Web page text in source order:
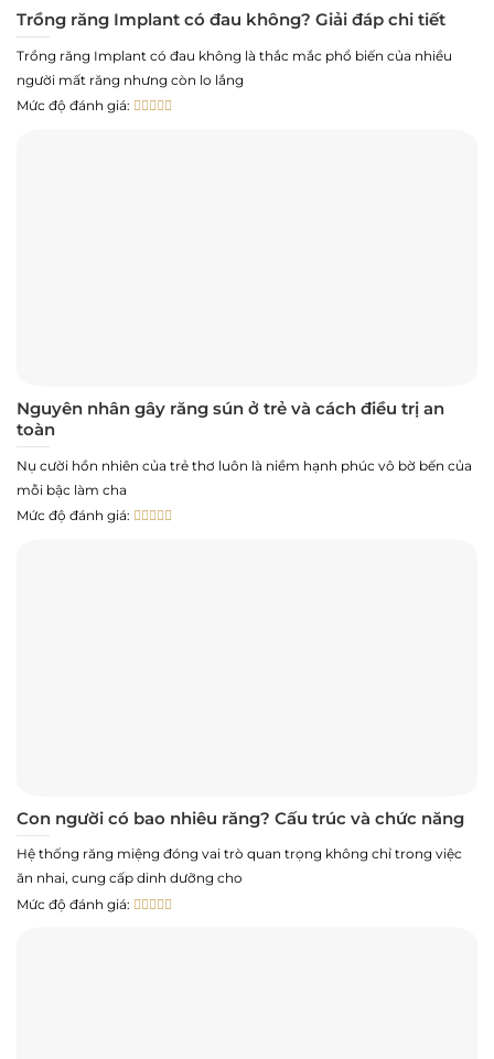
Trồng răng Implant có đau không? Giải đáp chi tiết
Trồng răng Implant có đau không là thắc mắc phổ biến của nhiều
người mất răng nhưng còn lo lắng
Mức độ đánh giá:
Nguyên nhân gây răng sún ở trẻ và cách điều trị an
toàn
Nụ cười hồn nhiên của trẻ thơ luôn là niềm hạnh phúc vô bờ bến của
mỗi bậc làm cha
Mức độ đánh giá:
Con người có bao nhiêu răng? Cấu trúc và chức năng
Hệ thống răng miệng đóng vai trò quan trọng không chỉ trong việc
ăn nhai, cung cấp dinh dưỡng cho
Mức độ đánh giá: